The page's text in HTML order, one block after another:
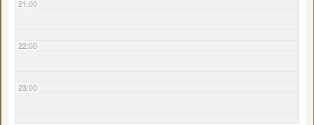
21:00
22:00
23:00